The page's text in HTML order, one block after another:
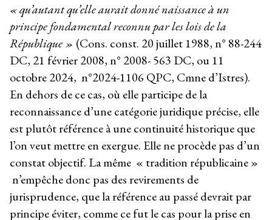
« qu’autant qu’elle aurait donné naissance à un
principe fondamental reconnu par les lois de la
République » (Cons. const. 20 juillet 1988, n° 88-244
DC, 21 février 2008, n° 2008- 563 DC, ou 11
octobre 2024, n°2024-1106 QPC, Cmne d’Istres).
En dehors de ce cas, où elle participe de la
reconnaissance d’une catégorie juridique précise, elle
est plutôt référence à une continuité historique que
l’on veut mettre en exergue. Elle ne procède pas d’un
constat objectif. La même « tradition républicaine »
n’empêche donc pas des revirements de
jurisprudence, que la référence au passé devrait par
principe éviter, comme ce fut le cas pour la prise en